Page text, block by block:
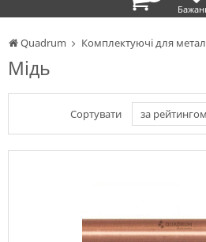
Quadrum Комплектуючі для
Мідь
Сортувати за рейтингом